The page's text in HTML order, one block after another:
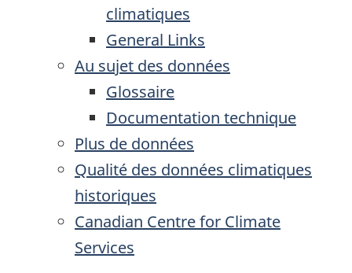
climatiques
General Links
Au sujet des données
Glossaire
Documentation technique
Plus de données
Qualité des données climatiques
historiques
Canadian Centre for Climate
Services